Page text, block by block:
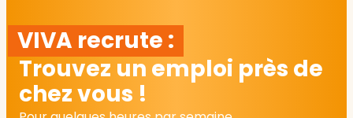
VIVA recrute :
Trouvez un emploi près de
chez vous !